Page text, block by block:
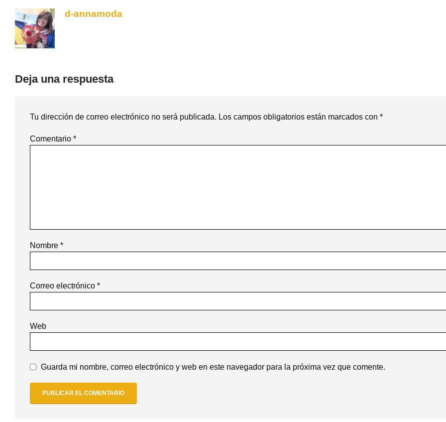
d-annamoda
Deja una respuesta
Tu dirección de correo electrónico no será publicada. Los campos obligatorios están marcados con *
Comentario *
Nombre *
Correo electrónico *
Web
Guarda mi nombre, correo electrónico y web en este navegador para la próxima vez que comente.